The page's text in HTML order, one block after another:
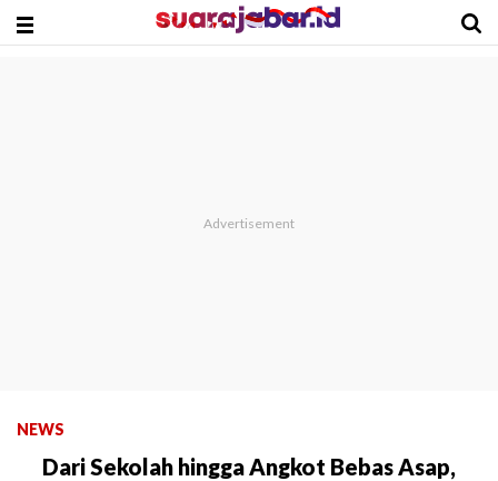
NEWS
Dari Sekolah hingga Angkot Bebas Asap,